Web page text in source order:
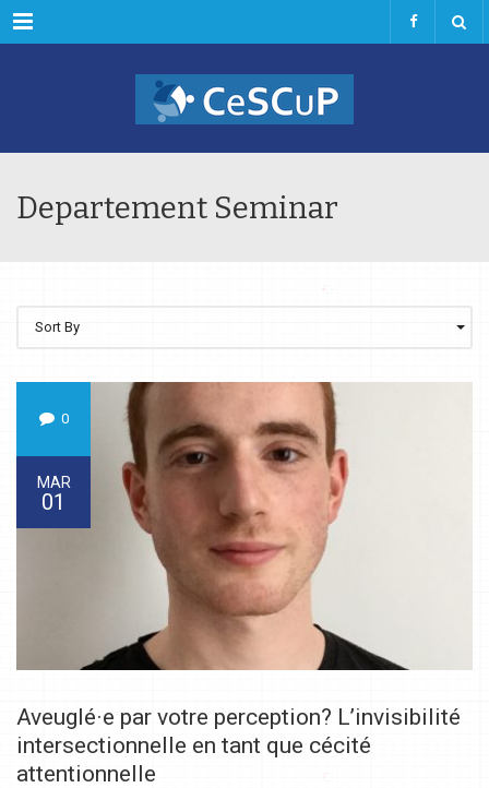
Menu
Departement Seminar
Sort By
0
MAR
01
Aveuglé·e par votre perception? L’invisibilité
intersectionnelle en tant que cécité
attentionnelle